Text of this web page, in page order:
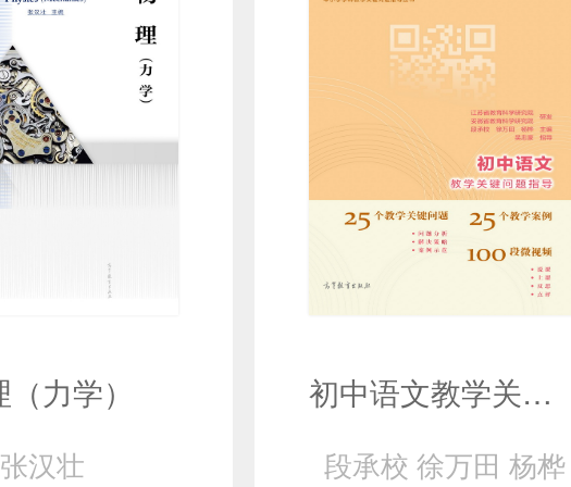
力学）
张汉壮
初中语文教学关键问题指导
段承校 徐万田 杨桦